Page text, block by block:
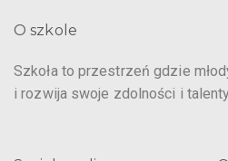
O szkole
Szkoła to przestrzeń gdzie
i rozwija swoje zdolności i talenty.